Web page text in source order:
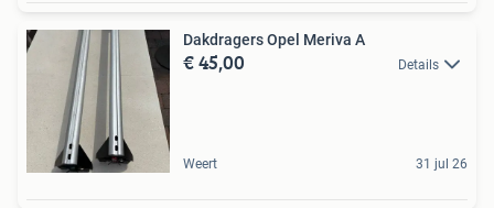
Dakdragers Opel Meriva A
€ 45,00 Details
Weert 31 jul 26